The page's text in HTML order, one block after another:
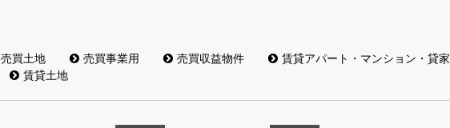
売買土地 売買事業用 売買収益物件
賃貸アパート・マンション・貸家
賃貸土地